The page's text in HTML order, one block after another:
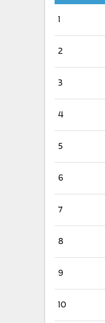
1
2
3
4
5
6
7
8
9
10